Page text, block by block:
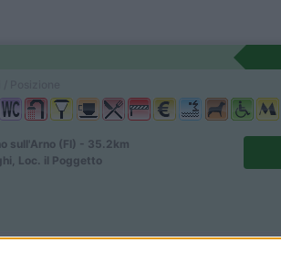
sull'Arno (FI) - 35.2km
Loc. il Poggetto